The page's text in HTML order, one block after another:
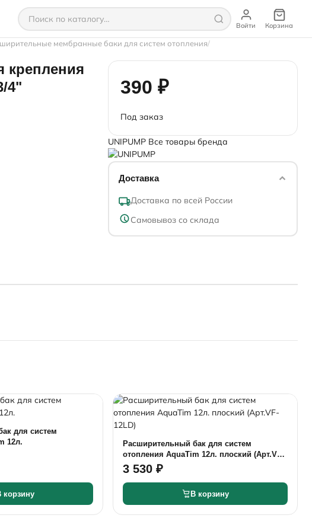
Войти Корзина
мембранные баки для систем отопления
крепления
4"
390 ₽
Под заказ
UNIPUMP Все товары бренда
Доставка
Доставка по всей России
Самовывоз со склада
для систем
12л.
корзину
Расширительный бак для систем
отопления AquaTim 12л. плоский (Арт.VF-
12LD)
3 530 ₽
В корзину